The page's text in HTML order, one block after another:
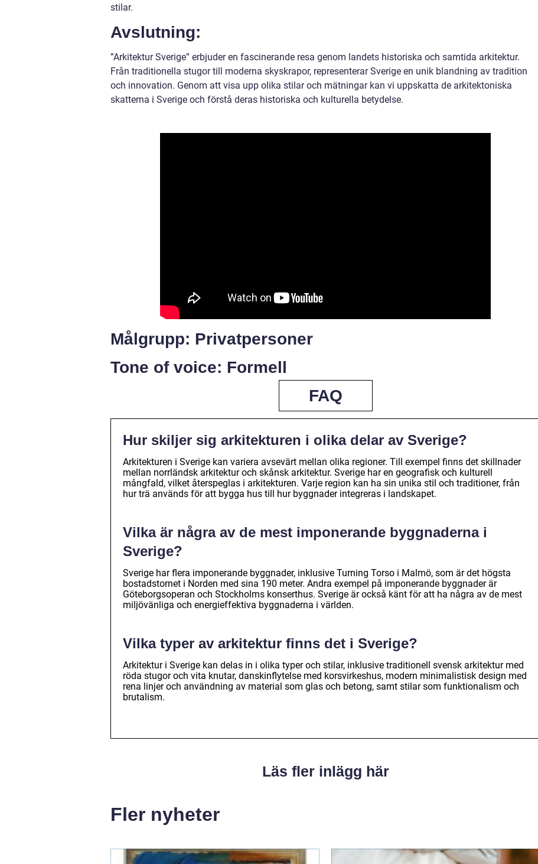
stilar.
Avslutning:
”Arkitektur Sverige” erbjuder en fascinerande resa genom landets historiska och samtida arkitektur.
Från traditionella stugor till moderna skyskrapor, representerar Sverige en unik blandning av tradition
och innovation. Genom att visa upp olika stilar och mätningar kan vi uppskatta de arkitektoniska
skatterna i Sverige och förstå deras historiska och kulturella betydelse.
Målgrupp: Privatpersoner
Tone of voice: Formell
FAQ
Hur skiljer sig arkitekturen i olika delar av Sverige?
Arkitekturen i Sverige kan variera avsevärt mellan olika regioner. Till exempel finns det skillnader
mellan norrländsk arkitektur och skånsk arkitektur. Sverige har en geografisk och kulturell
mångfald, vilket återspeglas i arkitekturen. Varje region kan ha sin unika stil och traditioner, från
hur trä används för att bygga hus till hur byggnader integreras i landskapet.
Vilka är några av de mest imponerande byggnaderna i
Sverige?
Sverige har flera imponerande byggnader, inklusive Turning Torso i Malmö, som är det högsta
bostadstornet i Norden med sina 190 meter. Andra exempel på imponerande byggnader är
Göteborgsoperan och Stockholms konserthus. Sverige är också känt för att ha några av de mest
miljövänliga och energieffektiva byggnaderna i världen.
Vilka typer av arkitektur finns det i Sverige?
Arkitektur i Sverige kan delas in i olika typer och stilar, inklusive traditionell svensk arkitektur med
röda stugor och vita knutar, danskinflytelse med korsvirkeshus, modern minimalistisk design med
rena linjer och användning av material som glas och betong, samt stilar som funktionalism och
brutalism.
Läs fler inlägg här
Fler nyheter